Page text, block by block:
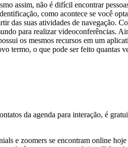
assim, não é difícil encontrar
como acontece se você
das suas atividades de navegação.
para realizar videoconferências.
os mesmos recursos em um
termo, o que pode ser feito quantas
da agenda para interação, é
e zoomers se encontram online hoje